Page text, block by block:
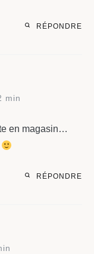
RÉPONDRE
min
en magasin…
RÉPONDRE